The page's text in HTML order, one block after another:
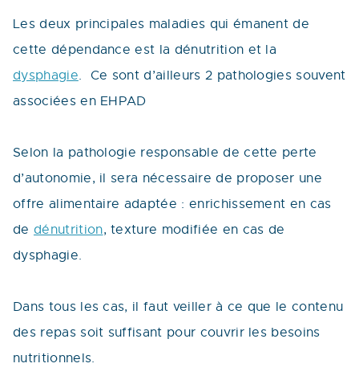
Les deux principales maladies qui émanent de
cette dépendance est la dénutrition et la
dysphagie. Ce sont d’ailleurs 2 pathologies souvent
associées en EHPAD
Selon la pathologie responsable de cette perte
d’autonomie, il sera nécessaire de proposer une
offre alimentaire adaptée : enrichissement en cas
de dénutrition, texture modifiée en cas de
dysphagie.
Dans tous les cas, il faut veiller à ce que le contenu
des repas soit suffisant pour couvrir les besoins
nutritionnels.